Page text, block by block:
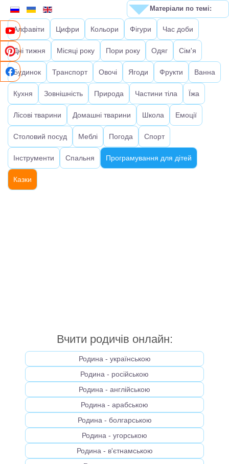
Алфавіти Цифри Кольори Фігури Час доби
Дні тижня Місяці року Пори року Одяг Сім'я
Будинок Транспорт Овочі Ягоди Фрукти Ванна
Кухня Зовнішність Природа Частини тіла Їжа
Лісові тварини Домашні тварини Школа Емоції
Столовий посуд Меблі Погода Спорт
Інструменти Спальня Програмування для дітей
Казки
Вчити родичів онлайн:
Родина - українською
Родина - російською
Родина - англійською
Родина - арабською
Родина - болгарською
Родина - угорською
Родина - в'єтнамською
Матеріали по темі: